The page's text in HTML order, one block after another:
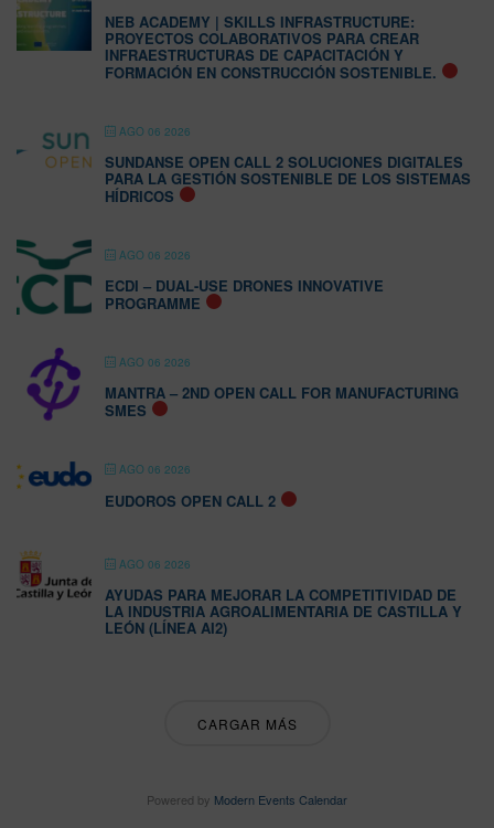
NEB ACADEMY | SKILLS INFRASTRUCTURE:
PROYECTOS COLABORATIVOS PARA CREAR
INFRAESTRUCTURAS DE CAPACITACIÓN Y
FORMACIÓN EN CONSTRUCCIÓN SOSTENIBLE.
AGO 06 2026
SUNDANSE OPEN CALL 2 SOLUCIONES DIGITALES
PARA LA GESTIÓN SOSTENIBLE DE LOS SISTEMAS
HÍDRICOS
AGO 06 2026
ECDI – DUAL-USE DRONES INNOVATIVE
PROGRAMME
AGO 06 2026
MANTRA – 2ND OPEN CALL FOR MANUFACTURING
SMES
AGO 06 2026
EUDOROS OPEN CALL 2
AGO 06 2026
AYUDAS PARA MEJORAR LA COMPETITIVIDAD DE
LA INDUSTRIA AGROALIMENTARIA DE CASTILLA Y
LEÓN (LÍNEA AI2)
CARGAR MÁS
Powered by Modern Events Calendar